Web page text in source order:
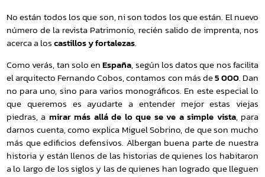
No están todos los que son, ni son todos los que están. El nuevo
número de la revista Patrimonio, recién salido de imprenta, nos
acerca a loscastillos y fortalezas.
Como verás, tan solo enEspaña, según los datos que nos facilita
el arquitecto Fernando Cobos, contamos con más de5 000. Dan
no para uno, sino para varios monográficos. En este especial lo
que queremos es ayudarte a entender mejor estas viejas
piedras, a mirar más allá de lo que se ve a simple vista, para
darnos cuenta, como explica Miguel Sobrino, de que son mucho
más que edificios defensivos. Albergan buena parte de nuestra
historia y están llenos de las historias de quienes los habitaron
a lo largo de los siglos y las de quienes han logrado que lleguen